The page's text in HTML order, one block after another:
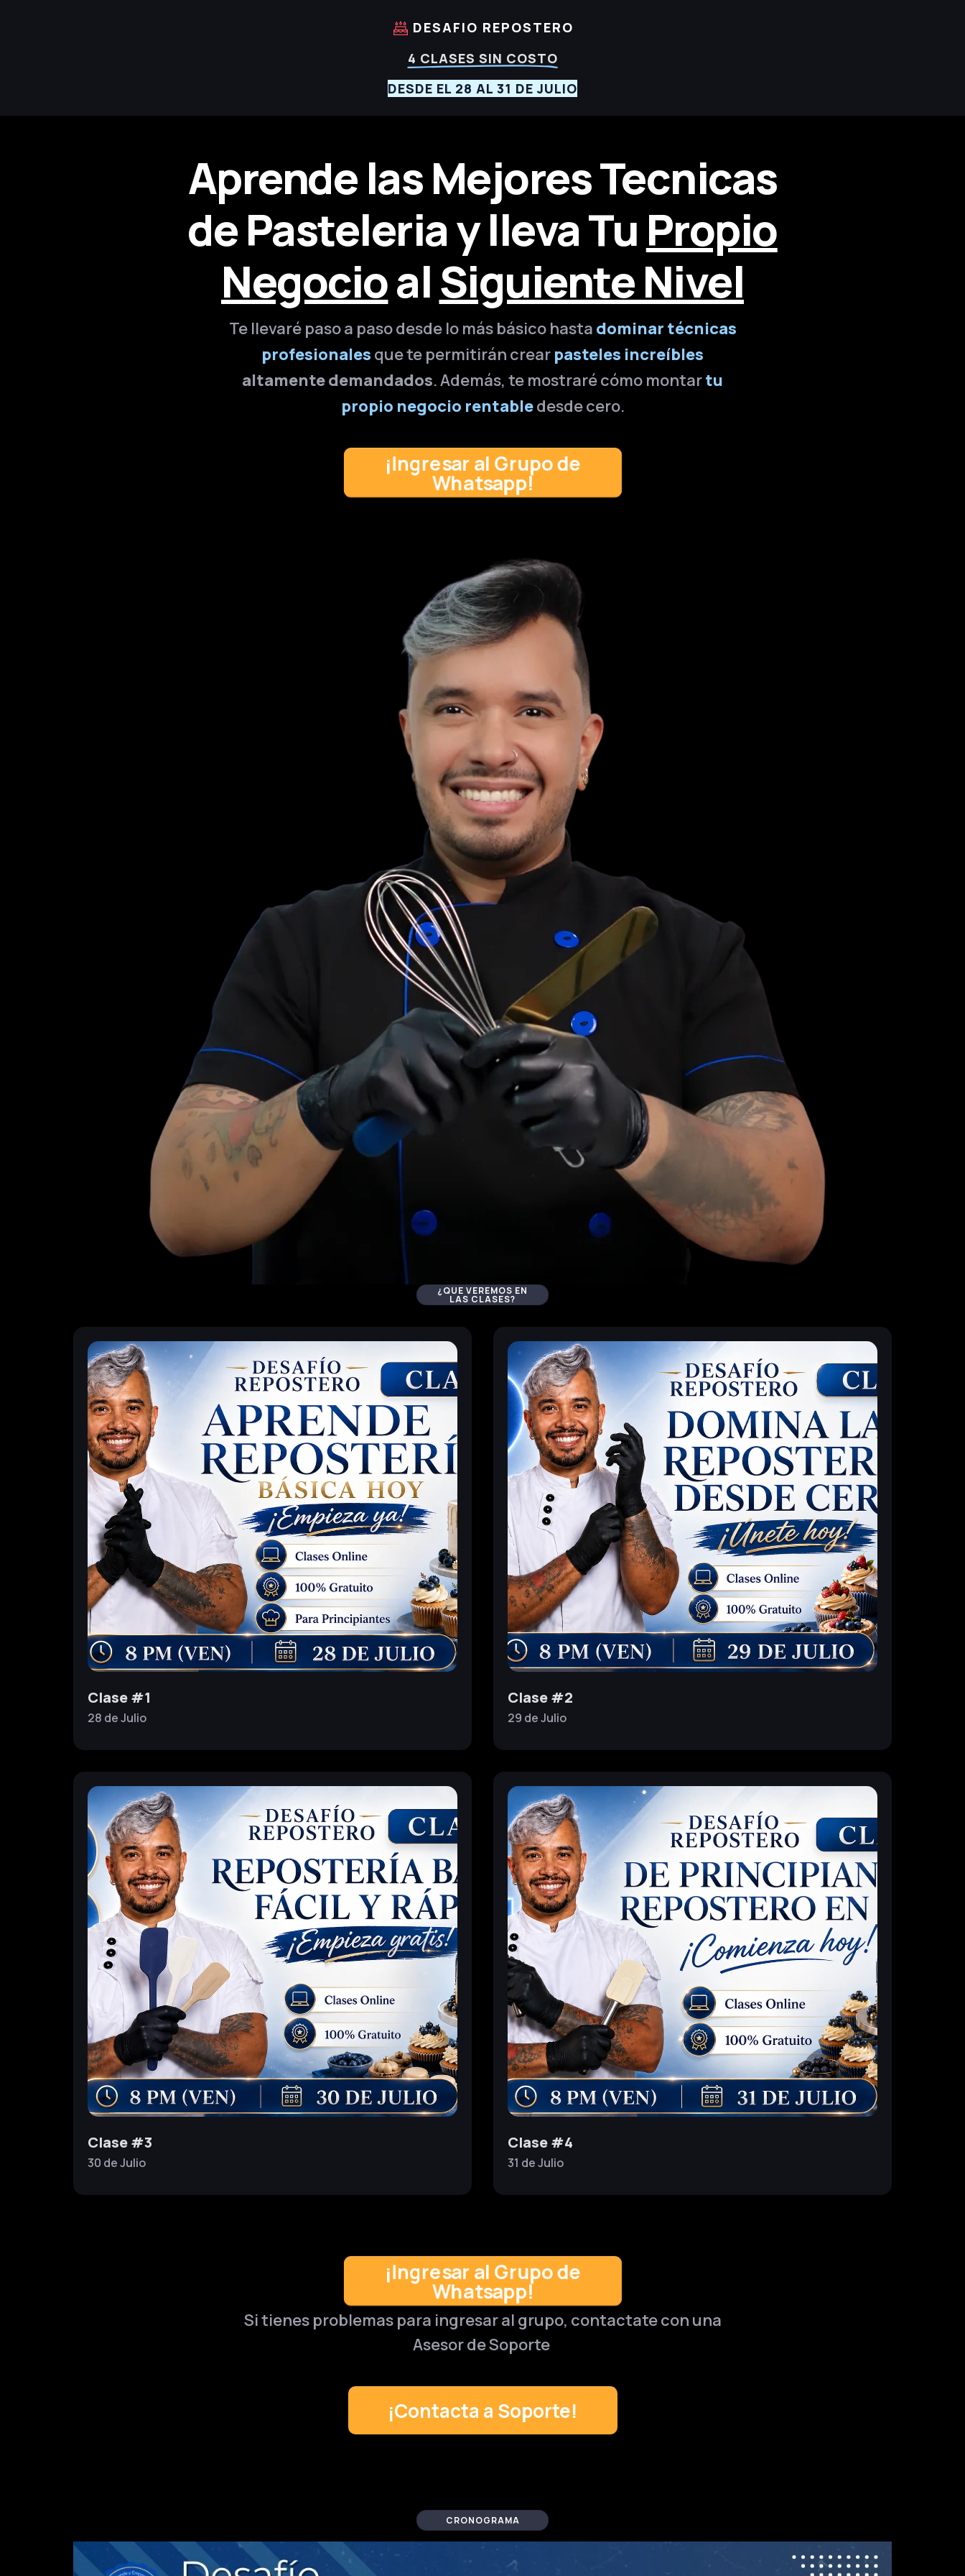
DESAFIO REPOSTERO
4 CLASES SIN COSTO
DESDE EL 28 AL 31 DE JULIO
Aprende las Mejores Tecnicas
de Pasteleria y lleva Tu Propio
NegocioalSiguiente Nivel
Te llevaré paso a paso desde lo más básico hasta dominar técnicas
profesionales que te permitirán crear pasteles increíbles
altamente demandados. Además, te mostraré cómo montartu
propio negocio rentabledesde cero.
¡Ingresar al Grupo de
Whatsapp!
¿QUE VEREMOS EN
LAS CLASES?
Clase #1
28 de Julio
Clase #2
29 deJulio
Clase #3
30 deJulio
Clase #4
31 deJulio
¡Ingresar al Grupo de
Whatsapp!
Si tienes problemas para ingresar al grupo, contactate con una
Asesor de Soporte
¡Contacta a Soporte!
CRONOGRAMA